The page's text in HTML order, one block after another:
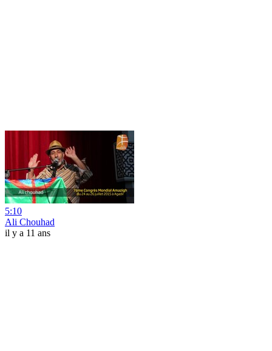
5:10
Ali Chouhad
il y a 11 ans